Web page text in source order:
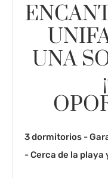
UNA
3 dormitorios -
- Cerca de la playa